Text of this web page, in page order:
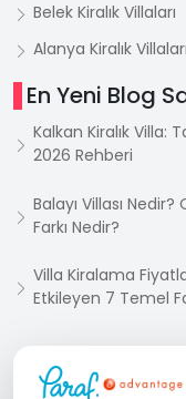
Belek Kiralık Villaları
Alanya Kiralık Villaları
En Yeni Blog
Kalkan Kiralık Villa:
2026 Rehberi
Balayı Villası
Farkı Nedir?
Villa Kiralama
Etkileyen 7 Temel